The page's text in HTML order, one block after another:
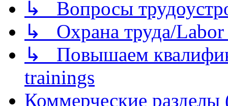
↳ Вопросы
↳ Охрана труда/Labor
↳ Повышаем
trainings
Коммерческие